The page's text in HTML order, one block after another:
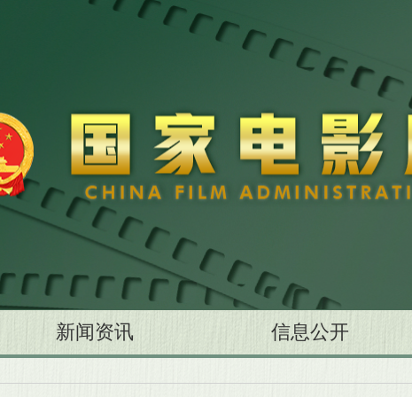
新闻资讯 信息公开